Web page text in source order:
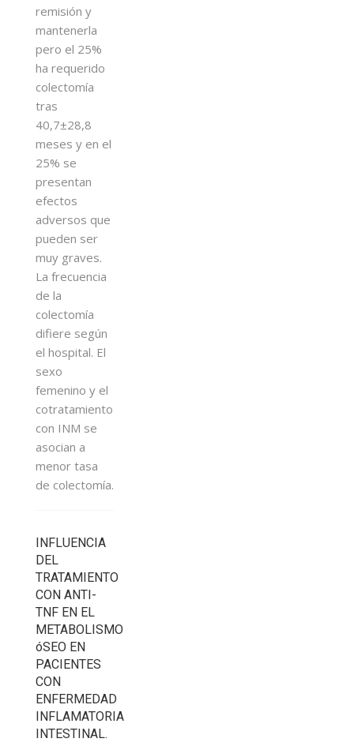
remisión y
mantenerla
pero el 25%
ha requerido
colectomía
tras
40,7±28,8
meses y en el
25% se
presentan
efectos
adversos que
pueden ser
muy graves.
La frecuencia
de la
colectomía
difiere según
el hospital. El
sexo
femenino y el
cotratamiento
con INM se
asocian a
menor tasa
de colectomía.
INFLUENCIA
DEL
TRATAMIENTO
CON ANTI-
TNF EN EL
METABOLISMO
óSEO EN
PACIENTES
CON
ENFERMEDAD
INFLAMATORIA
INTESTINAL.